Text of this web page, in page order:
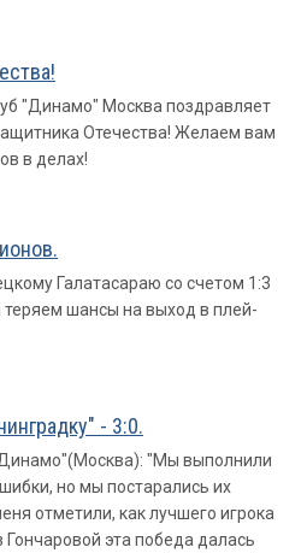
"Динамо" Москва поздравляет
Отечества! Желаем вам
в делах!
Галатасараю со счетом 1:3
теряем шансы на выход в плей-
- 3:0.
"Мы выполнили
но мы постарались их
отметили, как лучшего игрока
Гончаровой эта победа далась